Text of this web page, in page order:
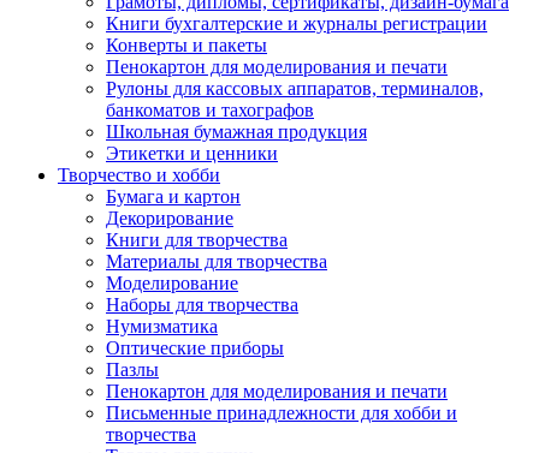
Книги бухгалтерские и журналы регистрации
Конверты и пакеты
Пенокартон для моделирования и печати
Рулоны для кассовых аппаратов, терминалов,
банкоматов и тахографов
Школьная бумажная продукция
Этикетки и ценники
Творчество и хобби
Бумага и картон
Декорирование
Книги для творчества
Материалы для творчества
Моделирование
Наборы для творчества
Нумизматика
Оптические приборы
Пазлы
Пенокартон для моделирования и печати
Письменные принадлежности для хобби и
творчества